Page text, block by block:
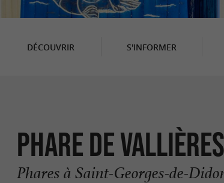
DÉCOUVRIR S'INFORMER
Phare de Vallières
Phares à Saint-Georges-de-